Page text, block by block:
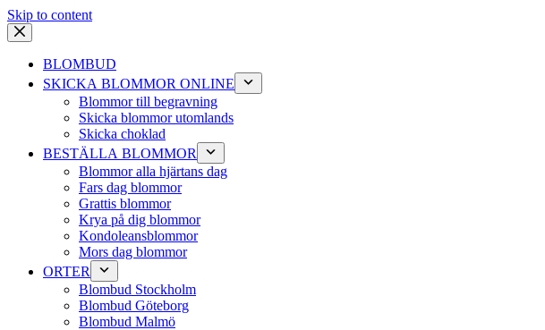
Skip to content
BLOMBUD
SKICKA BLOMMOR ONLINE
Blommor till begravning
Skicka blommor utomlands
Skicka choklad
BESTÄLLA BLOMMOR
Blommor alla hjärtans dag
Fars dag blommor
Grattis blommor
Krya på dig blommor
Kondoleansblommor
Mors dag blommor
ORTER
Blombud Stockholm
Blombud Göteborg
Blombud Malmö